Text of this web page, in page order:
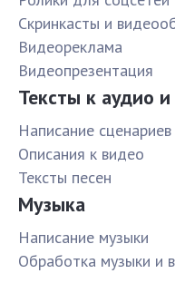
Скринкасты и
Видеореклама
Видеопрезентация
Тексты к аудио
Написание сценариев
Описания к видео
Тексты песен
Музыка
Написание музыки
Обработка музыки и